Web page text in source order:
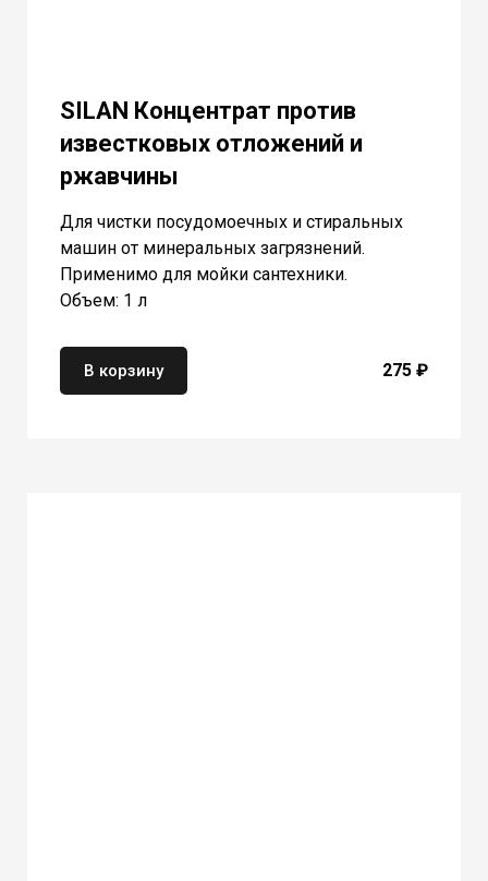
SILAN Концентрат против
известковых отложений и
ржавчины
Для чистки посудомоечных и стиральных
машин от минеральных загрязнений.
Применимо для мойки сантехники.
Объем: 1 л
В корзину 275 ₽